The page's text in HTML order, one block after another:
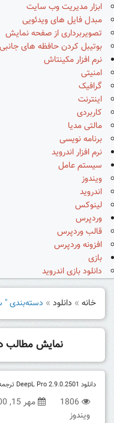
ابزار مدیریت وب سایت
مبدل فایل های ویدئویی
تصویربرداری از صفحه نمایش
بوتیبل کردن حافظه های جانبی
نرم افزار مکینتاش
امنیتی
گرافیک
اینترنت
کاربردی
مالتی مدیا
برنامه نویسی
نرم افزار اندروید
سیستم عامل
ویندوز
اندروید
لینوکس
وردپرس
قالب وردپرس
افزونه وردپرس
بازی
دانلود بازی اندروید
خانه » دانلود » دسته‌بندی
نمایش مطالب
دانلود DeepL Pro 2.9.0.2501 ترجمه آنلاین متن
1806 مهر 15, 1400
ویندوز